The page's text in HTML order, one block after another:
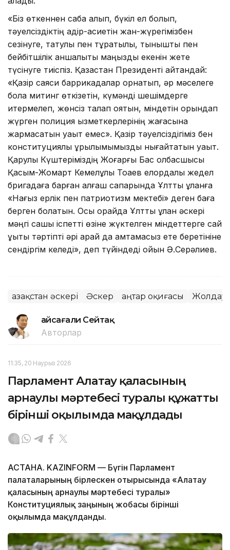
«Біз өткеннен сабақ алып, бүкіл ел болып,
тәуелсіздіктің қадір-қасиетін жан-жүрегімізбен
сезінуге, татулық пен тұрақтылық, тыныштық пен
бейбітшілік қаншалықты маңызды екенін жете
түсінуге тиіспіз. Қазақстан Президенті айтқандай:
«Қазір саяси баррикадалар орнатып, әр мәселеге
бола митинг өткізетін, күмәнді шешімдерге
итермелеп, жөнсіз талап қоятын, міндетін орындап
жүрген полиция қызметкерлерінің жағасына
жармасатын уақыт емес». Қазір тәуелсіздігіміз бен
конституциялық құрылымымызды нығайтатын уақыт.
Қарулы Күштеріміздің Жоғарғы Бас қолбасшысы
Қасым-Жомарт Кемелұлы Тоқаев елордалық жедел
бригадаға барған алғаш сапарында Ұлттық ұланға
«Нағыз ерлік пен патриотизм мектебі» деген баға
берген болатын. Осы орайда Ұлттық ұлан әскері
мәңгі сақшы іспетті өзіне жүктелген міндеттерге сай
құқықтық тәртіпті әрі қарай да қамтамасыз ете беретініне
сендіргім келеді», деп түйіндеді ойын Ә.Серәлиев.
Қазақстан әскері Әскер Қаңтар оқиғасы Жолдау
Ғайсағали Сейтақ
Авторлар
11:35, 20 Наурыз 2026
Парламент Алатау қаласының
арнаулы мәртебесі туралы құжатты
бірінші оқылымда мақұлдады
АСТАНА. KAZINFORM — Бүгін Парламент
палаталарының бірлескен отырысында «Алатау
қаласының арнаулы мәртебесі туралы»
Конституциялық заңының жобасы бірінші
оқылымда мақұлданды.